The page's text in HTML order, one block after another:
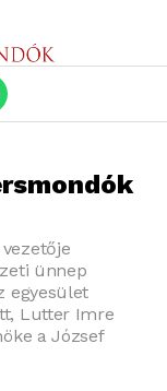
ünnep
egyesület
Lutter Imre
a József